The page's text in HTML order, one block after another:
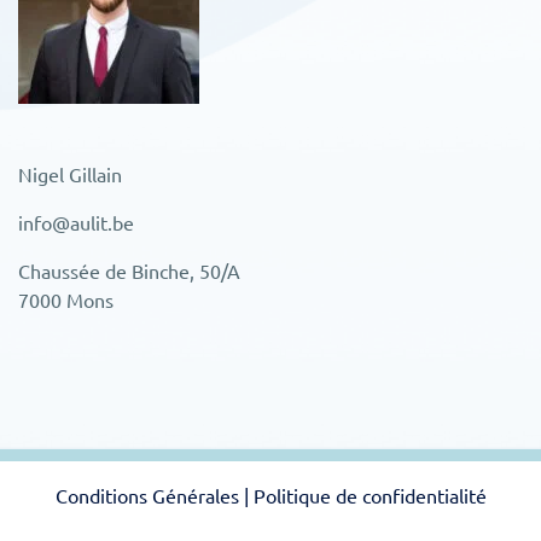
Nigel Gillain
info@aulit.be
Chaussée de Binche, 50/A
7000 Mons
Conditions Générales| Politique de confidentialité